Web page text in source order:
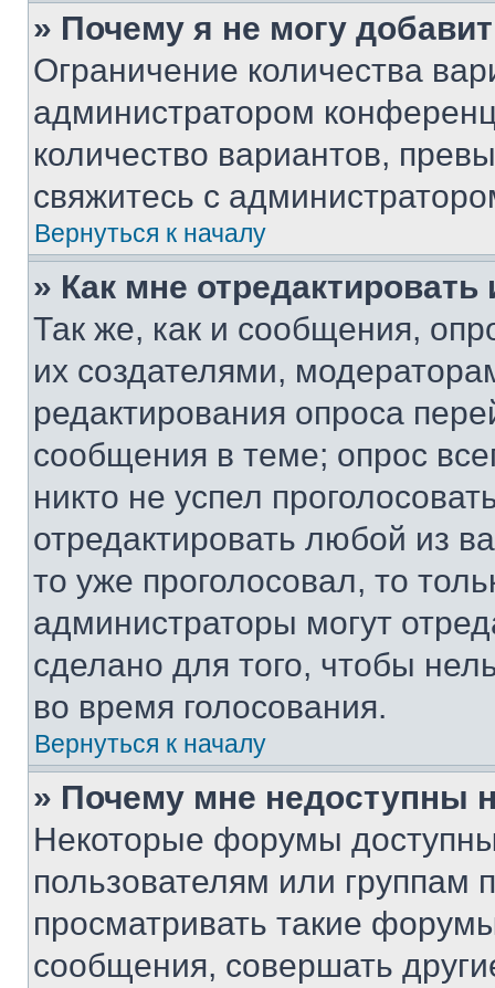
» Почему я не могу
Ограничение количества
администратором
количество вариантов,
свяжитесь с
Вернуться к началу
» Как мне
Так же, как и сообщения,
их создателями,
редактирования опроса
сообщения в теме; опрос
никто не успел
отредактировать любой из
то уже проголосовал, то
администраторы могут
сделано для того, чтобы
во время голосования.
Вернуться к началу
» Почему мне недоступны
Некоторые форумы
пользователям или группам
просматривать такие
сообщения, совершать